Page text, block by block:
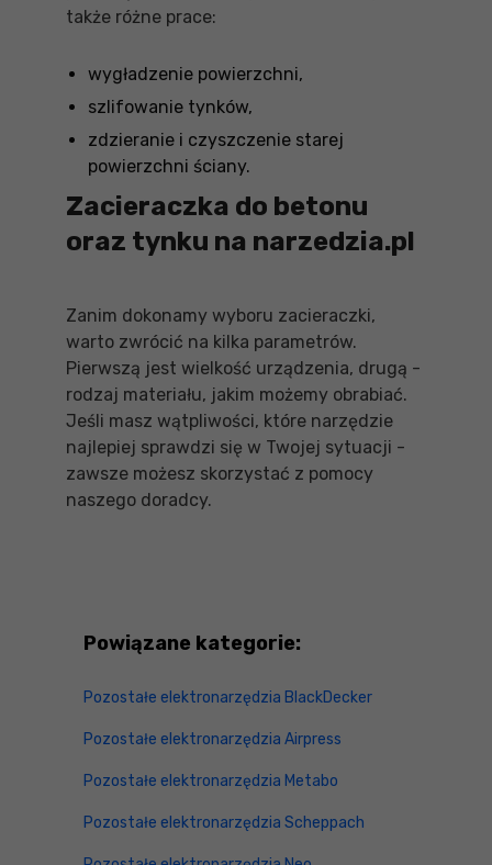
także różne prace:
wygładzenie powierzchni,
szlifowanie tynków,
zdzieranie i czyszczenie starej
powierzchni ściany.
Zacieraczka do betonu
oraz tynku na narzedzia.pl
Zanim dokonamy wyboru zacieraczki,
warto zwrócić na kilka parametrów.
Pierwszą jest wielkość urządzenia, drugą -
rodzaj materiału, jakim możemy obrabiać.
Jeśli masz wątpliwości, które narzędzie
najlepiej sprawdzi się w Twojej sytuacji -
zawsze możesz skorzystać z pomocy
naszego doradcy.
Powiązane kategorie:
Pozostałe elektronarzędzia BlackDecker
Pozostałe elektronarzędzia Airpress
Pozostałe elektronarzędzia Metabo
Pozostałe elektronarzędzia Scheppach